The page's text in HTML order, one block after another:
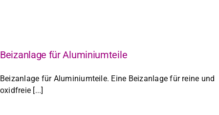
Beizanlage für Aluminiumteile
Beizanlage für Aluminiumteile. Eine Beizanlage für reine und
oxidfreie [...]